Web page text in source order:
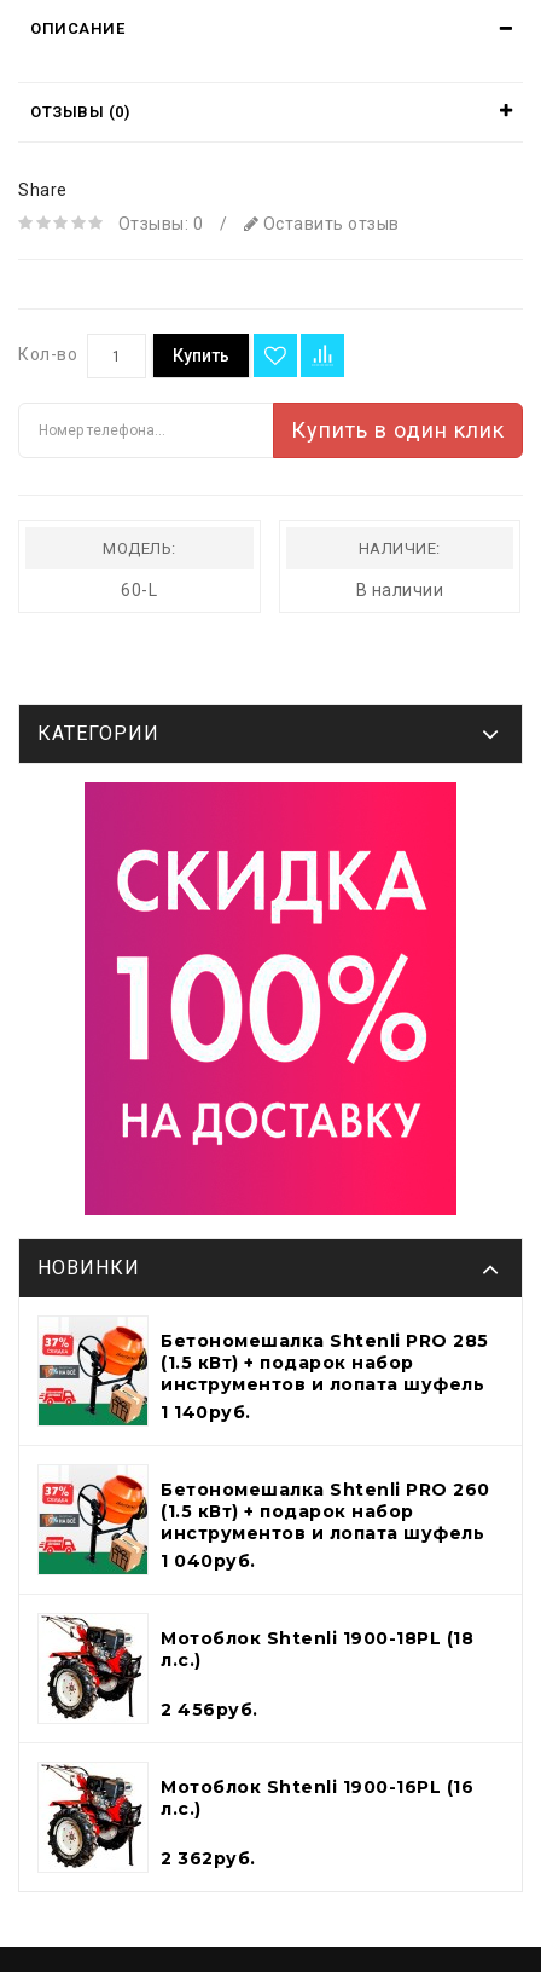
ОПИСАНИЕ
ОТЗЫВЫ (0)
Share
Отзывы: 0
/ Оставить отзыв
Кол-во Купить
Купить в один клик
МОДЕЛЬ:
60-L
НАЛИЧИЕ:
В наличии
КАТЕГОРИИ
НОВИНКИ
Бетономешалка Shtenli PRO 285
(1.5 кВт) + подарок набор
инструментов и лопата шуфель
1 140руб.
Бетономешалка Shtenli PRO 260
(1.5 кВт) + подарок набор
инструментов и лопата шуфель
1 040руб.
Мотоблок Shtenli 1900-18PL (18
л.с.)
2 456руб.
Мотоблок Shtenli 1900-16PL (16
л.с.)
2 362руб.